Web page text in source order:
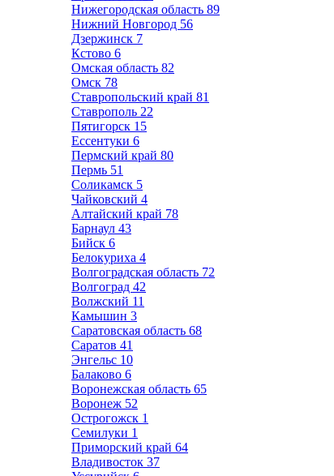
Нижегородская область 89
Нижний Новгород 56
Дзержинск 7
Кстово 6
Омская область 82
Омск 78
Ставропольский край 81
Ставрополь 22
Пятигорск 15
Ессентуки 6
Пермский край 80
Пермь 51
Соликамск 5
Чайковский 4
Алтайский край 78
Барнаул 43
Бийск 6
Белокуриха 4
Волгоградская область 72
Волгоград 42
Волжский 11
Камышин 3
Саратовская область 68
Саратов 41
Энгельс 10
Балаково 6
Воронежская область 65
Воронеж 52
Острогожск 1
Семилуки 1
Приморский край 64
Владивосток 37